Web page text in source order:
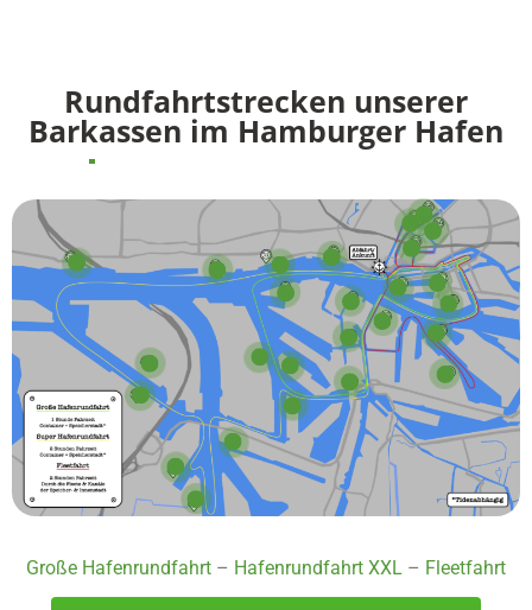
Rundfahrtstrecken unserer
Barkassen im Hamburger Hafen
Große Hafenrundfahrt – Hafenrundfahrt XXL – Fleetfahrt